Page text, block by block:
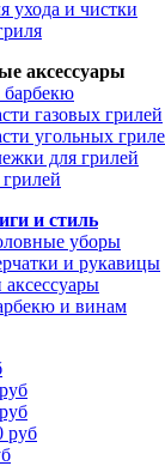
ухода и чистки
аксессуары
барбекю
газовых грилей
угольных
для грилей
и стиль
уборы
и рукавицы
и винам
руб